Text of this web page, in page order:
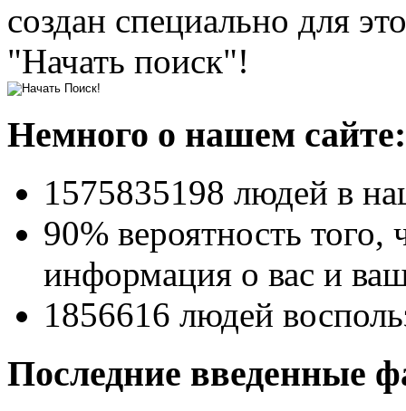
создан специально для
"Начать поиск"!
Немного о нашем сайте:
1575835198 людей в
90% вероятность того,
информация о вас и
1856616 людей
Последние введенные